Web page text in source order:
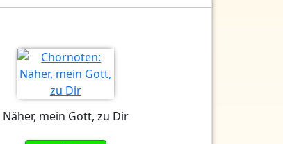
Näher, mein Gott, zu Dir